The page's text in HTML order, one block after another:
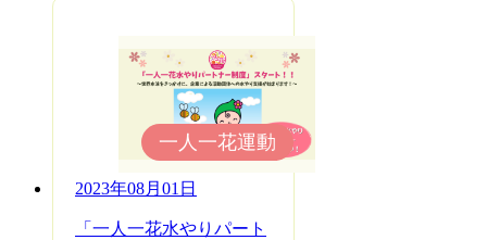
2023年08月01日
「一人一花水やりパート
一人一花運動